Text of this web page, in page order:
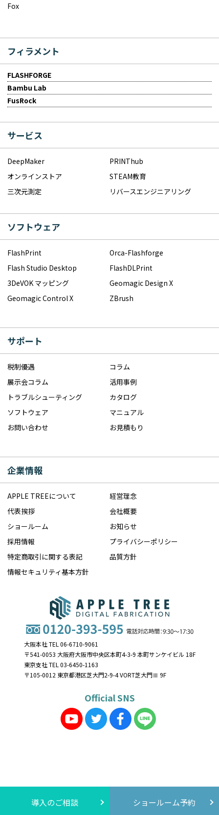
Fox
フィラメント
FLASHFORGE
Bambu Lab
FusRock
サービス
DeepMaker
PRINThub
オンラインストア
STEAM教育
三次元測定
リバースエンジニアリング
ソフトウェア
FlashPrint
Orca-Flashforge
Flash Studio Desktop
FlashDLPrint
3DeVOK マッピング
Geomagic Design X
Geomagic Control X
ZBrush
サポート
税制優遇
コラム
展示会コラム
活用事例
トラブルシューティング
カタログ
ソフトウェア
マニュアル
お問い合わせ
お見積もり
企業情報
APPLE TREEについて
経営理念
代表挨拶
会社概要
ショールーム
お知らせ
採用情報
プライバシーポリシー
特定商取引に関する表記
品質方針
情報セキュリティ基本方針
大阪本社 TEL 06-6710-9061
〒541-0053 大阪府大阪市中央区本町4-3-9 本町サンケイビル 18F
東京支社 TEL 03-6450-1163
〒105-0012 東京都港区芝大門2-9-4 VORT芝大門Ⅲ 9F
Official SNS
導入のご相談 ショールーム予約